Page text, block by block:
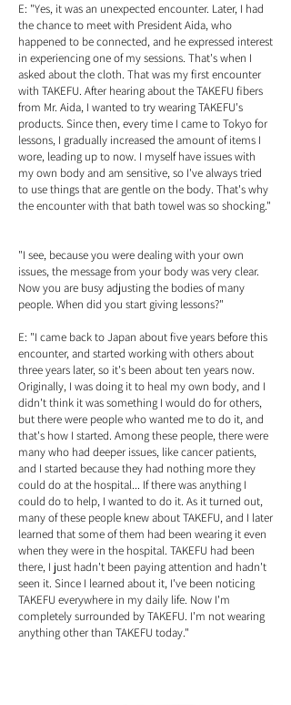
E: "Yes, it was an unexpected encounter. Later, I had
the chance to meet with President Aida, who
happened to be connected, and he expressed interest
in experiencing one of my sessions. That's when I
asked about the cloth. That was my first encounter
with TAKEFU. After hearing about the TAKEFU fibers
from Mr. Aida, I wanted to try wearing TAKEFU's
products. Since then, every time I came to Tokyo for
lessons, I gradually increased the amount of items I
wore, leading up to now. I myself have issues with
my own body and am sensitive, so I've always tried
to use things that are gentle on the body. That's why
the encounter with that bath towel was so shocking."
"I see, because you were dealing with your own
issues, the message from your body was very clear.
Now you are busy adjusting the bodies of many
people. When did you start giving lessons?"
E: "I came back to Japan about five years before this
encounter, and started working with others about
three years later, so it's been about ten years now.
Originally, I was doing it to heal my own body, and I
didn't think it was something I would do for others,
but there were people who wanted me to do it, and
that's how I started. Among these people, there were
many who had deeper issues, like cancer patients,
and I started because they had nothing more they
could do at the hospital... If there was anything I
could do to help, I wanted to do it. As it turned out,
many of these people knew about TAKEFU, and I later
learned that some of them had been wearing it even
when they were in the hospital. TAKEFU had been
there, I just hadn't been paying attention and hadn't
seen it. Since I learned about it, I've been noticing
TAKEFU everywhere in my daily life. Now I'm
completely surrounded by TAKEFU. I'm not wearing
anything other than TAKEFU today."